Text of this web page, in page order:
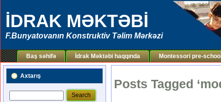
İDRAK MƏKTƏBİ
F.Bunyatovanın Konstruktiv Təlim Mərkəzi
Baş səhifə İdrak Məktəbi haqqında Montessori pre-
Axtarış
Posts Tagged